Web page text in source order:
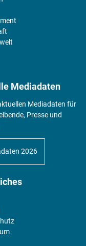
Mediadaten
Mediadaten für
Presse und
2026